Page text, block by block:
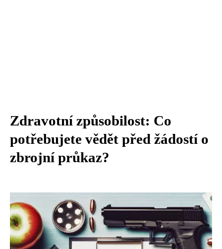
Zdravotní způsobilost: Co
potřebujete vědět před žádostí o
zbrojní průkaz?